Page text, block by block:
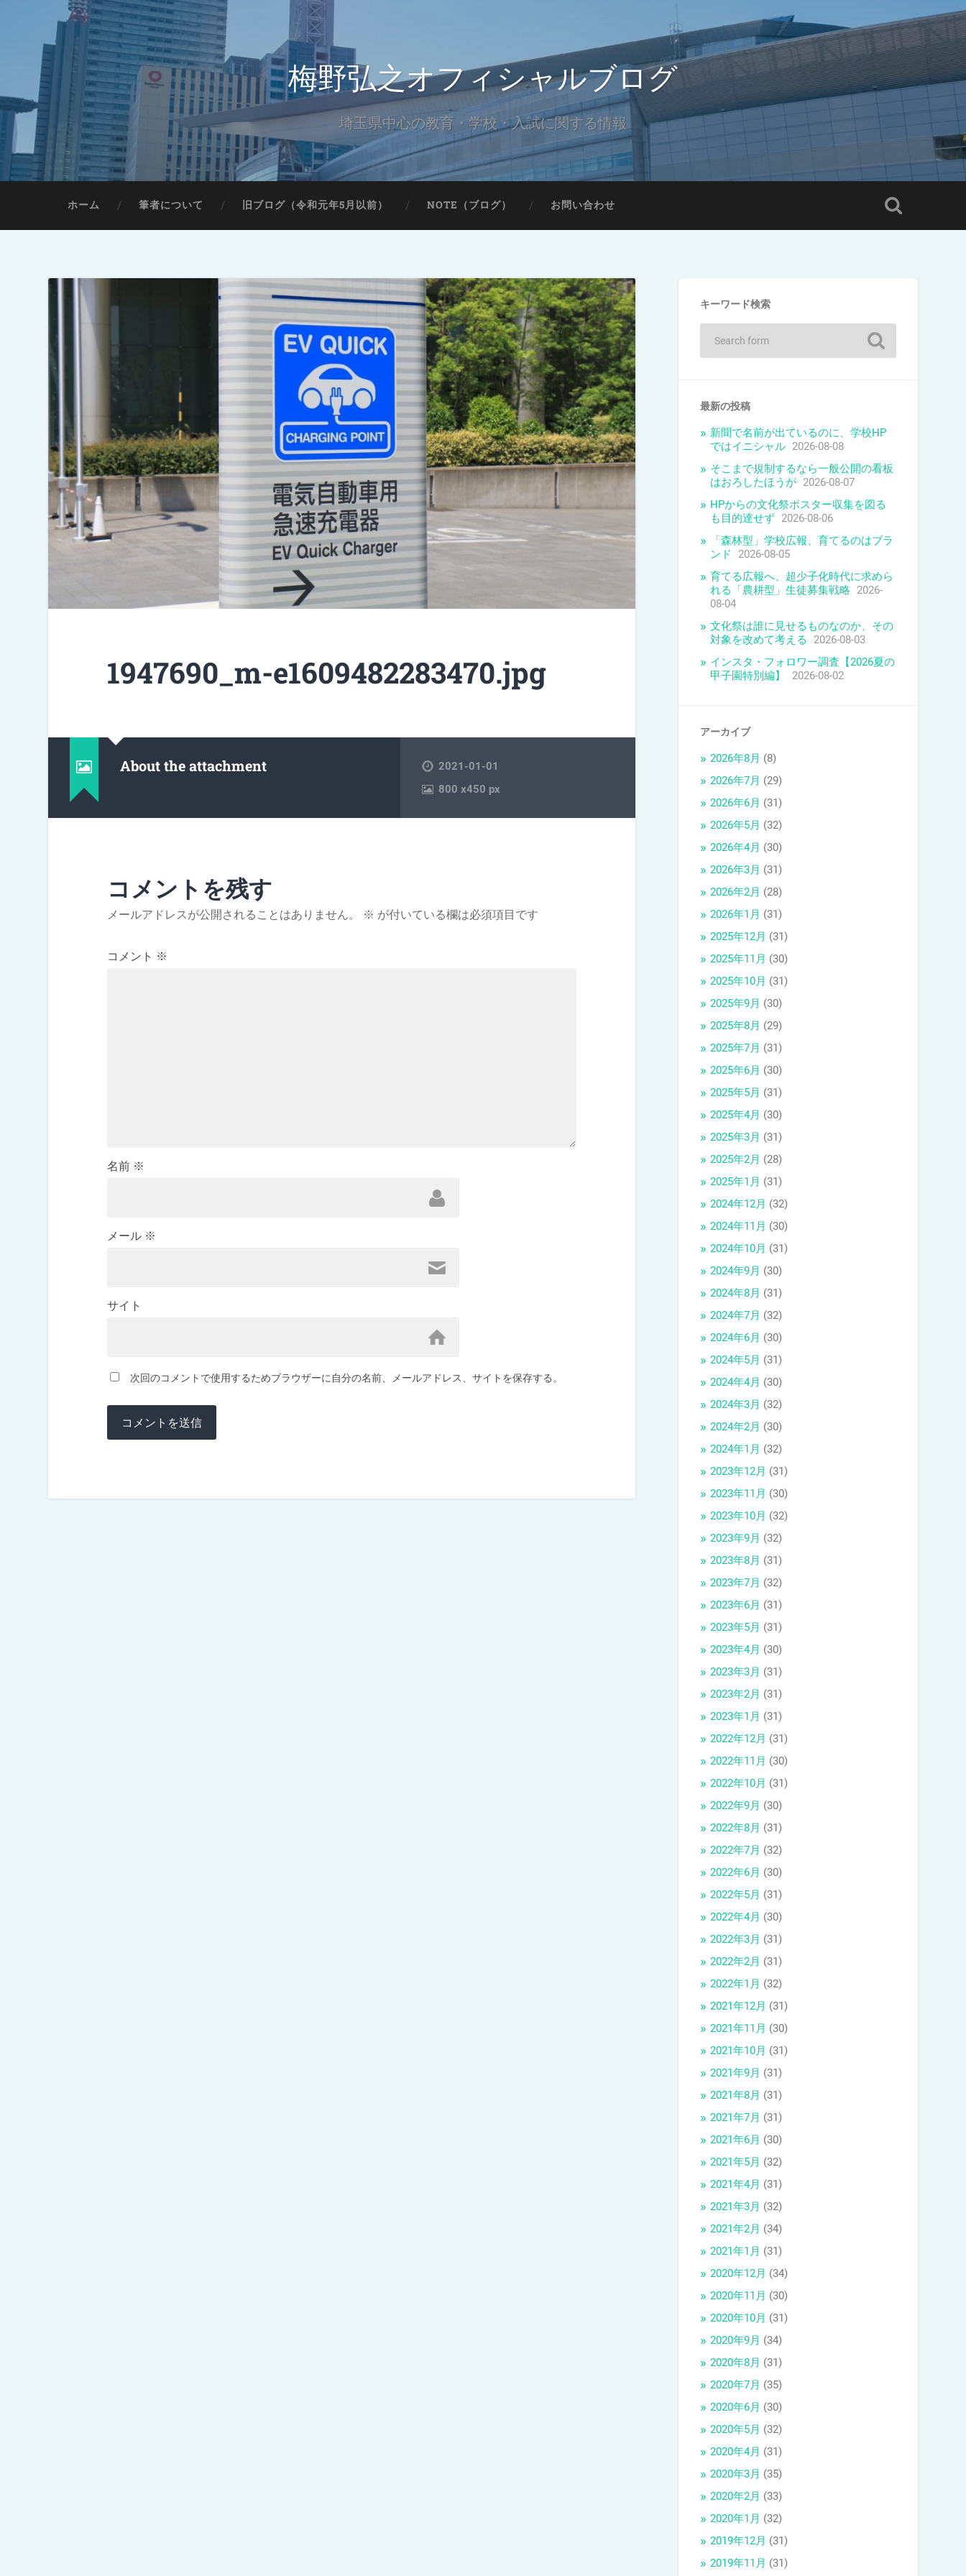
梅野弘之オフィシャルブログ
埼玉県中心の教育・学校・入試に関する情報
ホーム 筆者について 旧ブログ（令和元年5月以前） NOTE（ブログ） お問い合わせ
1947690_m-e1609482283470.jpg
About the attachment
2021-01-01
800x450 px
コメントを残す
メールアドレスが公開されることはありません。 ※ が付いている欄は必須項目です
コメント ※
名前 ※
メール ※
サイト
次回のコメントで使用するためブラウザーに自分の名前、メールアドレス、サイトを保存する。
キーワード検索
最新の投稿
新聞で名前が出ているのに、学校HP
ではイニシャル 2026-08-08
そこまで規制するなら一般公開の看板
はおろしたほうが 2026-08-07
HPからの文化祭ポスター収集を図る
も目的達せず 2026-08-06
「森林型」学校広報、育てるのはブラ
ンド
2026-08-05
育てる広報へ、超少子化時代に求めら
れる「農耕型」生徒募集戦略 2026-
08-04
文化祭は誰に見せるものなのか、その
対象を改めて考える
2026-08-03
インスタ・フォロワー調査【2026夏の
甲子園特別編】
2026-08-02
アーカイブ
2026年8月 (8)
2026年7月 (29)
2026年6月 (31)
2026年5月 (32)
2026年4月 (30)
2026年3月 (31)
2026年2月 (28)
2026年1月 (31)
2025年12月 (31)
2025年11月 (30)
2025年10月 (31)
2025年9月 (30)
2025年8月 (29)
2025年7月 (31)
2025年6月 (30)
2025年5月 (31)
2025年4月 (30)
2025年3月 (31)
2025年2月 (28)
2025年1月 (31)
2024年12月 (32)
2024年11月 (30)
2024年10月 (31)
2024年9月 (30)
2024年8月 (31)
2024年7月 (32)
2024年6月 (30)
2024年5月 (31)
2024年4月 (30)
2024年3月 (32)
2024年2月 (30)
2024年1月 (32)
2023年12月 (31)
2023年11月 (30)
2023年10月 (32)
2023年9月 (32)
2023年8月 (31)
2023年7月 (32)
2023年6月 (31)
2023年5月 (31)
2023年4月 (30)
2023年3月 (31)
2023年2月 (31)
2023年1月 (31)
2022年12月 (31)
2022年11月 (30)
2022年10月 (31)
2022年9月 (30)
2022年8月 (31)
2022年7月 (32)
2022年6月 (30)
2022年5月 (31)
2022年4月 (30)
2022年3月 (31)
2022年2月 (31)
2022年1月 (32)
2021年12月 (31)
2021年11月 (30)
2021年10月 (31)
2021年9月 (31)
2021年8月 (31)
2021年7月 (31)
2021年6月 (30)
2021年5月 (32)
2021年4月 (31)
2021年3月 (32)
2021年2月 (34)
2021年1月 (31)
2020年12月 (34)
2020年11月 (30)
2020年10月 (31)
2020年9月 (34)
2020年8月 (31)
2020年7月 (35)
2020年6月 (30)
2020年5月 (32)
2020年4月 (31)
2020年3月 (35)
2020年2月 (33)
2020年1月 (32)
2019年12月 (31)
2019年11月 (31)